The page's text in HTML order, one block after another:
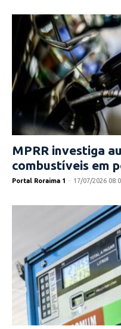
MPRR investiga
combustíveis em
Portal Roraima 1 - 17/07/2026